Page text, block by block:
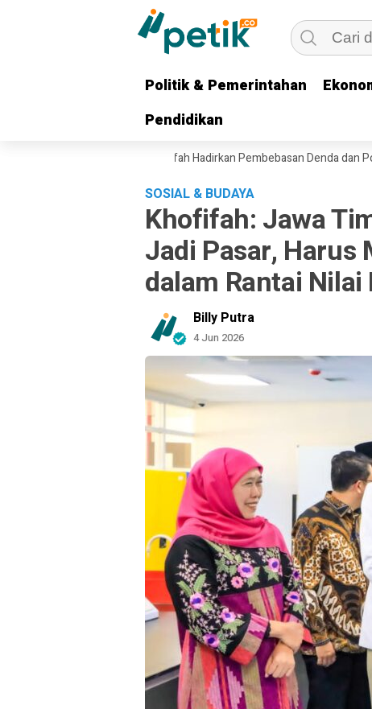
Politik & Pemerintahan
Pendidikan
Politik & Pemerintahan
Pendidikan
Ojol, Gubernur Khofifah Hadirkan Pembebasan Denda dan Pokok
SOSIAL & BUDAYA
Khofifah: Jawa
Jadi Pasar, Harus
dalam Rantai Nilai
Billy Putra
4 Jun 2026